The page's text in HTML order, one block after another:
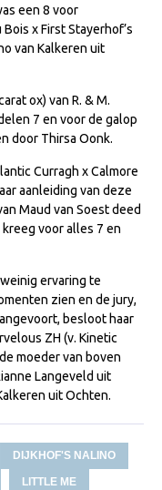
ONDER HET
een 8 voor
x First Stayerhof’s
van Kalkeren uit
ox) van R. & M.
7 en voor de galop
door Thirsa Oonk.
Curragh x Calmore
aanleiding van deze
Maud van Soest deed
voor alles 7 en
ervaring te
zien en de jury,
besloot haar
ZH (v. Kinetic
moeder van boven
Langeveld uit
uit Ochten.
DIJKHOF'S NALINO
LITTLE ME